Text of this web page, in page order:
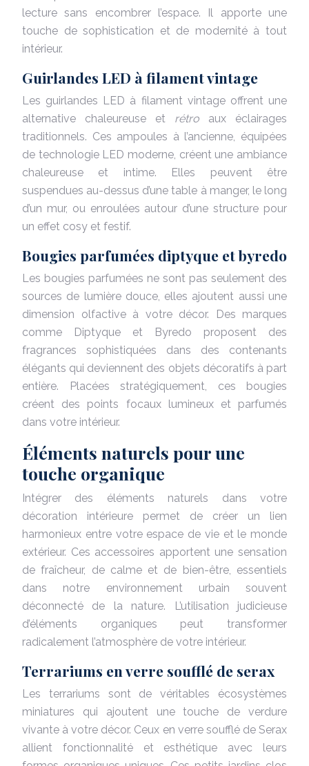
lecture sans encombrer l’espace. Il apporte une
touche de sophistication et de modernité à tout
intérieur.
Guirlandes LED à filament vintage
Les guirlandes LED à filament vintage offrent une
alternative chaleureuse et rétro aux éclairages
traditionnels. Ces ampoules à l’ancienne, équipées
de technologie LED moderne, créent une ambiance
chaleureuse et intime. Elles peuvent être
suspendues au-dessus d’une table à manger, le long
d’un mur, ou enroulées autour d’une structure pour
un effet cosy et festif.
Bougies parfumées diptyque et byredo
Les bougies parfumées ne sont pas seulement des
sources de lumière douce, elles ajoutent aussi une
dimension olfactive à votre décor. Des marques
comme Diptyque et Byredo proposent des
fragrances sophistiquées dans des contenants
élégants qui deviennent des objets décoratifs à part
entière. Placées stratégiquement, ces bougies
créent des points focaux lumineux et parfumés
dans votre intérieur.
Éléments naturels pour une
touche organique
Intégrer des éléments naturels dans votre
décoration intérieure permet de créer un lien
harmonieux entre votre espace de vie et le monde
extérieur. Ces accessoires apportent une sensation
de fraîcheur, de calme et de bien-être, essentiels
dans notre environnement urbain souvent
déconnecté de la nature. L’utilisation judicieuse
d’éléments organiques peut transformer
radicalement l’atmosphère de votre intérieur.
Terrariums en verre soufflé de serax
Les terrariums sont de véritables écosystèmes
miniatures qui ajoutent une touche de verdure
vivante à votre décor. Ceux en verre soufflé de Serax
allient fonctionnalité et esthétique avec leurs